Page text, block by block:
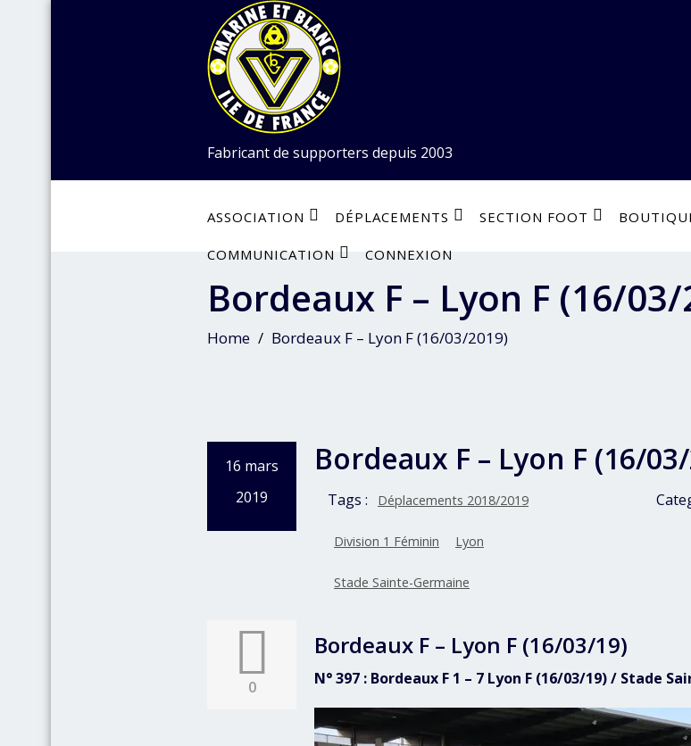
Fabricant de supporters depuis 2003
ASSOCIATION DÉPLACEMENTS SECTION FOOT
COMMUNICATION CONNEXION
Bordeaux F – Lyon F (16/
Home Bordeaux F – Lyon F (16/03/2019)
16 mars
2019
0
Bordeaux F – Lyon F (16/
Tags : Déplacements 2018/2019
Division 1 Féminin Lyon
Stade Sainte-Germaine
Bordeaux F – Lyon F (16/03/19)
N° 397 : Bordeaux F 1 – 7 Lyon F (16/03/19) / Stade